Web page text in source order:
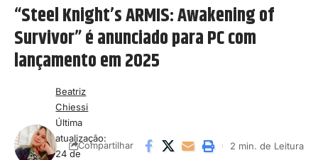
“Steel Knight’s ARMIS: Awakening of
Survivor” é anunciado para PC com
lançamento em 2025
Última
atualização:
24 de
Beatriz
Chiessi
Compartilhar 2 min. de Leitura